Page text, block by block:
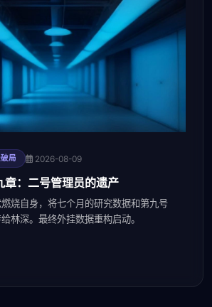
局 2026-08-09
章：二号管理员的遗产
烧自身，将七个月的研究数据和第九号
林深。最终外挂数据重构启动。